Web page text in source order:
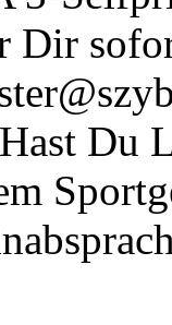
Dir
Du